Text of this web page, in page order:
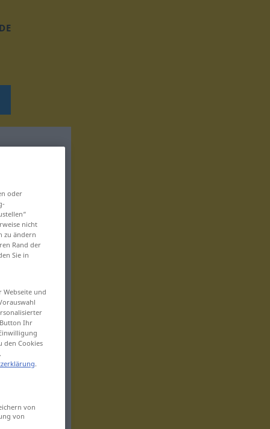
DE
oder
nicht
zu ändern
Rand der
Sie in
und
Ihr
den Cookies
.
von
von